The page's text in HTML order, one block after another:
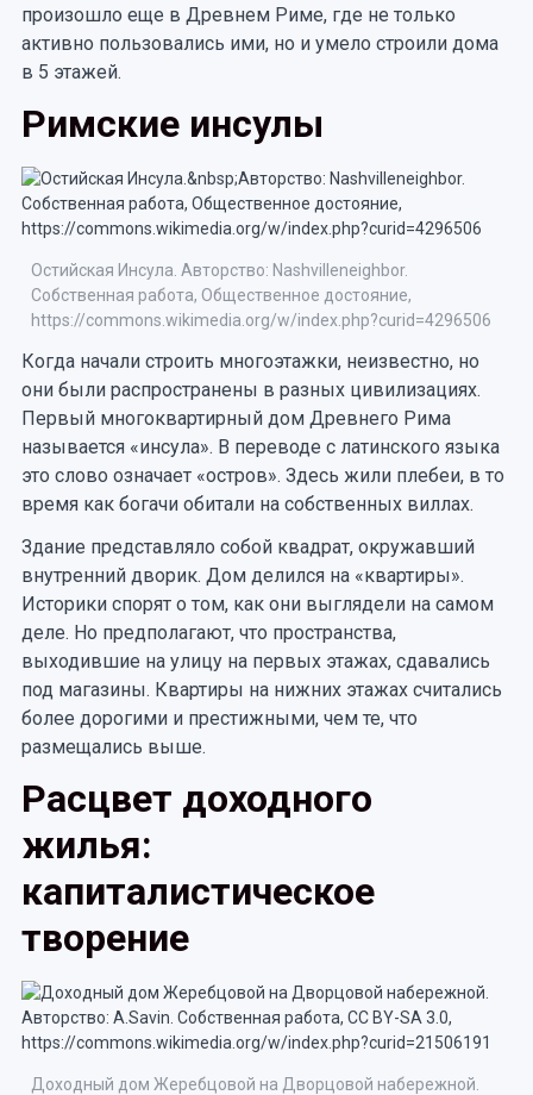
произошло еще в Древнем Риме, где не только
активно пользовались ими, но и умело строили дома
в 5 этажей.
Римские инсулы
Остийская Инсула. Авторство: Nashvilleneighbor.
Собственная работа, Общественное достояние,
https://commons.wikimedia.org/w/index.php?curid=4296506
Когда начали строить многоэтажки, неизвестно, но
они были распространены в разных цивилизациях.
Первый многоквартирный дом Древнего Рима
называется «инсула». В переводе с латинского языка
это слово означает «остров». Здесь жили плебеи, в то
время как богачи обитали на собственных виллах.
Здание представляло собой квадрат, окружавший
внутренний дворик. Дом делился на «квартиры».
Историки спорят о том, как они выглядели на самом
деле. Но предполагают, что пространства,
выходившие на улицу на первых этажах, сдавались
под магазины. Квартиры на нижних этажах считались
более дорогими и престижными, чем те, что
размещались выше.
Расцвет доходного
жилья:
капиталистическое
творение
Доходный дом Жеребцовой на Дворцовой набережной.